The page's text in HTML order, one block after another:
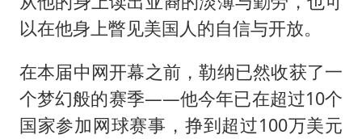
以在他身上瞥见美国人的自信与开放。
在本届中网开幕之前，勒纳已然收获了一
个梦幻般的赛季——他今年已在超过10个
国家参加网球赛事，挣到超过100万美元